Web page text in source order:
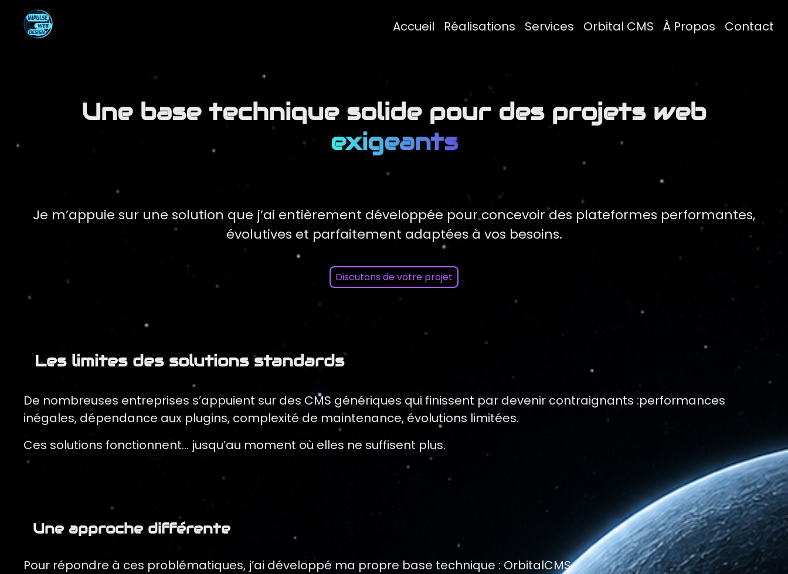
Accueil Réalisations Services Orbital CMS À Propos Contact
Une base technique solide pour des projets web
exigeants
Je m’appuie sur une solution que j’ai entièrement développée pour concevoir des plateformes performantes,
évolutives et parfaitement adaptées à vos besoins.
Discutons de votre projet
Les limites des solutions standards
De nombreuses entreprises s’appuient sur des CMS génériques qui finissent par devenir contraignants :performances
inégales, dépendance aux plugins, complexité de maintenance, évolutions limitées.
Ces solutions fonctionnent… jusqu’au moment où elles ne suffisent plus.
Une approche différente
Pour répondre à ces problématiques, j’ai développé ma propre base technique : OrbitalCMS.